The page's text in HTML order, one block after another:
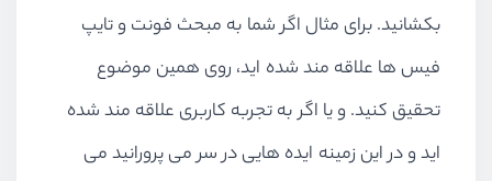
بکشانید. برای مثال اگر شما به مبحث فونت و تایپ
فیس ها علاقه مند شده اید، روی همین موضوع
تحقیق کنید. و یا اگر به تجربه کاربری علاقه مند شده
اید و در این زمینه ایده هایی در سر می پرورانید می